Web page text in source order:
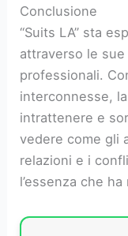
Conclusione
“Suits LA” sta
attraverso le
professionali.
interconnesse,
intrattenere e
vedere come gli
relazioni e i
l’essenza che